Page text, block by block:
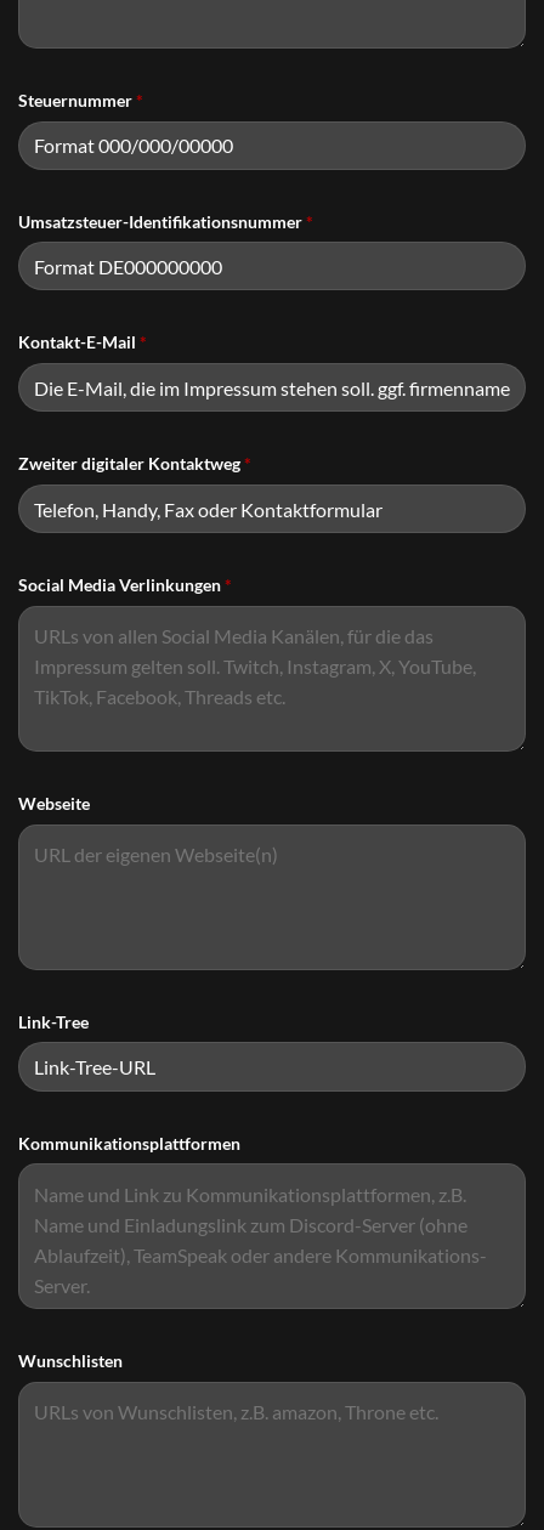
Steuernummer*
Umsatzsteuer-Identifikationsnummer*
Kontakt-E-Mail *
Zweiter digitaler Kontaktweg*
Social Media Verlinkungen*
Webseite
Link-Tree
Kommunikationsplattformen
Wunschlisten